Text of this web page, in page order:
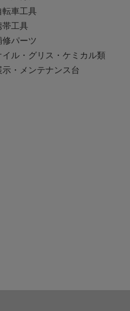
転車工具
帯工具
修パーツ
イル・グリス・ケミカル類
示・メンテナンス台